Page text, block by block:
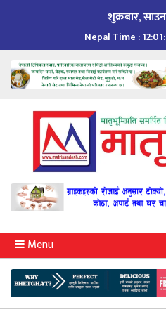
शुक्रबार,
Nepal Time :
Menu